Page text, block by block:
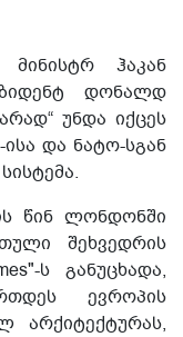
ჰაკან
დონალდ
უნდა იქცეს
და ნატო-სგან
წინ ლონდონში
შეხვედრის
ს განუცხადა,
ევროპის
არქიტექტურას,